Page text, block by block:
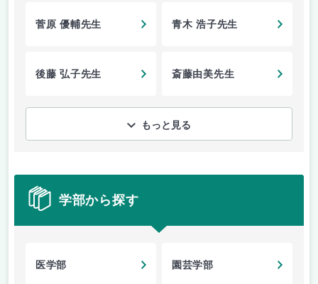
菅原 優輔先生 青木 浩子先生
後藤 弘子先生 斎藤由美先生
もっと見る
学部から探す
医学部 園芸学部